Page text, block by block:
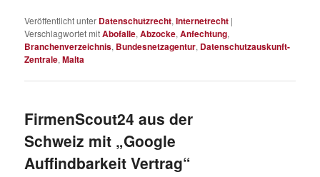
Veröffentlicht unter Datenschutzrecht,Internetrecht |
Verschlagwortet mitAbofalle,Abzocke,Anfechtung,
Branchenverzeichnis, Bundesnetzagentur, Datenschutzauskunft-
Zentrale,Malta
FirmenScout24 aus der
Schweiz mit „Google
Auffindbarkeit Vertrag“